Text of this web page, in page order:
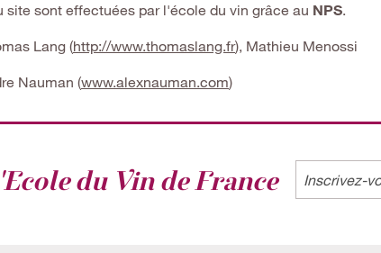
site sont effectuées par l'école du vin grâce au NPS.
Lang (http://www.thomaslang.fr), Mathieu Menossi
Nauman (www.alexnauman.com)
du Vin de France